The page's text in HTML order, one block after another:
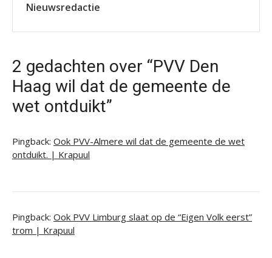
Nieuwsredactie
2 gedachten over “PVV Den
Haag wil dat de gemeente de
wet ontduikt”
Pingback: Ook PVV-Almere wil dat de gemeente de wet
ontduikt. | Krapuul
Pingback: Ook PVV Limburg slaat op de “Eigen Volk eerst”
trom | Krapuul